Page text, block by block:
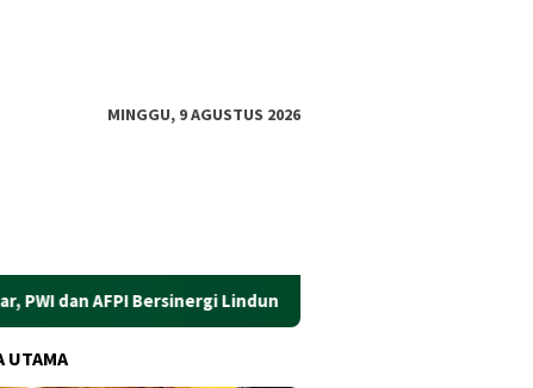
MINGGU, 9 AGUSTUS 2026
Bersinergi Lindungi Masyarakat dari Pinjol Ilegal
UTAMA